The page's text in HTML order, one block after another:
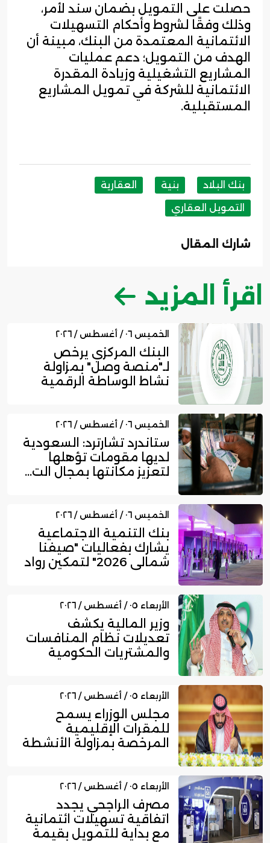
حصلت على التمويل بضمان سند لأمر،
وذلك وفقًا لشروط وأحكام التسهيلات
الائتمانية المعتمدة من البنك، مبينة أن
الهدف من التمويل؛ دعم عمليات
المشاريع التشغيلية وزيادة المقدرة
الائتمانية للشركة في تمويل المشاريع
المستقبلية.
بنك البلاد بنية
العقارية
التمويل العقاري
شارك المقال
اقرأ المزيد
الخميس ٠٦ / أغسطس / ٢٠٢٦
البنك المركزي يرخص
لـ"منصة وصل" بمزاولة
نشاط الوساطة الرقمية
الخميس ٠٦ / أغسطس / ٢٠٢٦
ستاندرد تشارترد: السعودية
لديها مقومات تؤهلها
لتعزيز مكانتها بمجال الت...
الخميس ٠٦ / أغسطس / ٢٠٢٦
بنك التنمية الاجتماعية
يشارك بفعاليات "صيفنا
شمالي 2026" لتمكين رواد
الأربعاء ٠٥ / أغسطس / ٢٠٢٦
وزير المالية يكشف
تعديلات نظام المنافسات
والمشتريات الحكومية
الأربعاء ٠٥ / أغسطس / ٢٠٢٦
مجلس الوزراء يسمح
للمقرات الإقليمية
المرخصة بمزاولة الأنشطة
الأربعاء ٠٥ / أغسطس / ٢٠٢٦
مصرف الراجحي يجدد
اتفاقية تسهيلات ائتمانية
مع بداية للتمويل بقيمة